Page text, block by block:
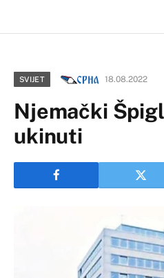
SVIJET 18.08.2022
Njemački
ukinuti